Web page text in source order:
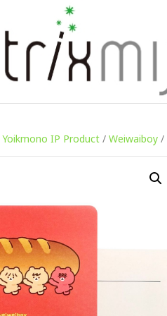
Yoikmono IP Product /Weiwaiboy /